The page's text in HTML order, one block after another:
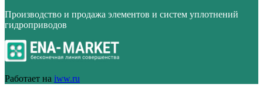
Производство и продажа элементов и систем уплотнений
гидроприводов
Работает на iww.ru